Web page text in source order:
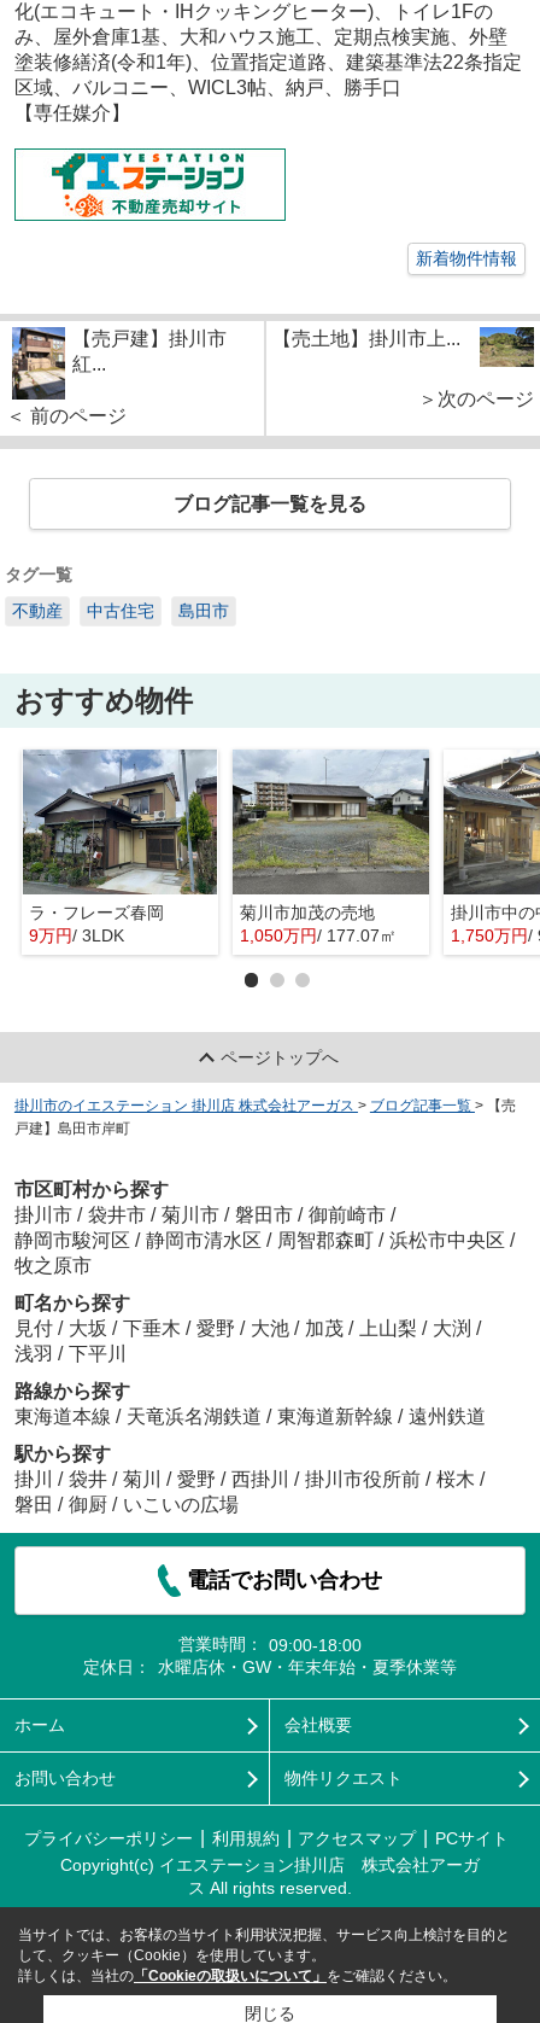
化(エコキュート・IHクッキングヒーター)、トイレ1Fの
み、屋外倉庫1基、大和ハウス施工、定期点検実施、外壁
塗装修繕済(令和1年)、位置指定道路、建築基準法22条指定
区域、バルコニー、WICL3帖、納戸、勝手口
【専任媒介】
新着物件情報
【売戸建】掛川市
紅...
＜ 前のページ
【売土地】掛川市上...
＞次のページ
ブログ記事一覧を見る
タグ一覧
不動産
中古住宅 島田市
おすすめ物件
ラ・フレーズ春岡
9万円/ 3LDK
菊川市加茂の売地
1,050万円/ 177.07㎡
掛川市中の
1,750万円/
ページトップへ
掛川市のイエステーション 掛川店 株式会社アーガス > ブログ記事一覧 >
【売
戸建】島田市岸町
市区町村から探す
掛川市 / 袋井市 / 菊川市 / 磐田市 / 御前崎市 /
静岡市駿河区 / 静岡市清水区 / 周智郡森町 / 浜松市中央区 /
牧之原市
町名から探す
見付 / 大坂 / 下垂木 / 愛野 / 大池 / 加茂 / 上山梨 / 大渕 /
浅羽 / 下平川
路線から探す
東海道本線 / 天竜浜名湖鉄道 / 東海道新幹線 / 遠州鉄道
駅から探す
掛川
/ 袋井 / 菊川 / 愛野 / 西掛川 / 掛川市役所前 / 桜木 /
磐田 / 御厨 / いこいの広場
電話でお問い合わせ
営業時間：
09:00-18:00
定休日：
水曜店休・GW・年末年始・夏季休業等
ホーム 会社概要
お問い合わせ 物件リクエスト
プライバシーポリシー 利用規約 アクセスマップ
PCサイト
Copyright(c) イエステーション掛川店 株式会社アーガ
ス All rights reserved.
当サイトでは、お客様の当サイト利用状況把握、サービス向上検討を目的と
して、クッキー（Cookie）を使用しています。
詳しくは、当社の 「Cookieの取扱いについて」 をご確認ください。
閉じる